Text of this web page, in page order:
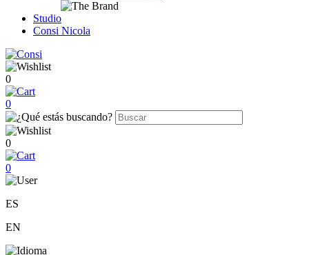
Studio
Consi Nicola
0
0
0
0
ES
EN